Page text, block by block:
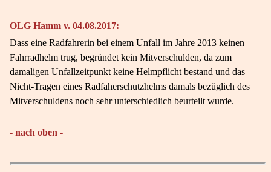
OLG Hamm v. 04.08.2017:
Dass eine Radfahrerin bei einem Unfall im Jahre 2013 keinen
Fahrradhelm trug, begründet kein Mitverschulden, da zum
damaligen Unfallzeitpunkt keine Helmpflicht bestand und das
Nicht-Tragen eines Radfaherschutzhelms damals bezüglich des
Mitverschuldens noch sehr unterschiedlich beurteilt wurde.
- nach oben -